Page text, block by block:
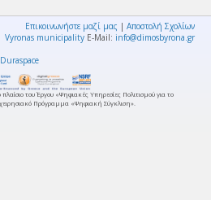
Επικοινωνήστε μαζί μας | Αποστολή Σχολίων
Vyronas municipality E-Mail: info@dimosbyrona.gr
Duraspace
πλαίσιο του Έργου «Ψηφιακές Υπηρεσίες Πολιτισμού για το
Πρόγραμμα «Ψηφιακή Σύγκλιση».